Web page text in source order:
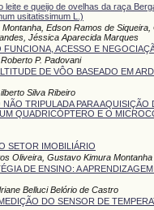
leite e queijo de ovelhas da raça
usitatissimum L.)
Edson Ramos de
Jéssica Aparecida Marques
ACESSO E
P. Padovani
DE VÔO BASEADO EM
Silva Ribeiro
TRIPULADA PARA AQUISIÇÃO
QUADRICÓPTERO E O
SETOR IMOBILIÁRIO
Oliveira, Gustavo Kimura Montanha
DE ENSINO: A
Belluci Belório de Castro
DO SENSOR DE